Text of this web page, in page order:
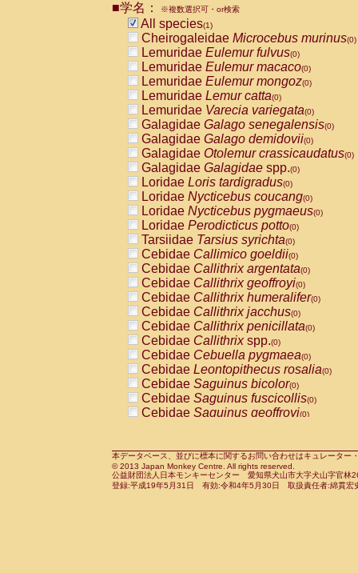
CebidaeCebus nigrivittatus
CebidaeCebus
CebidaeSaimiri boliviensis(0)
CebidaeSaimiri sciureus(0)
AtelidaeAlouatta caraya(0)
AtelidaeAlouatta fusca(0)
AtelidaeAlouatta seniculus
AtelidaeAlouattaspp.(0)
AtelidaeAteles belzebuth(0)
AtelidaeAteles geoffroyi(0)
AtelidaeAteles paniscus(0)
AtelidaeAtelesspp.(0)
Atelidae Lagothrix lagothricha
AtelidaeLagothrix lagothricha cana
PitheciidaeCacajao calvus
PitheciidaeCallicebus cupreus
PitheciidaeCallicebus donacophilus
PitheciidaeCallicebus moloch
PitheciidaeCallicebus torquatus
PitheciidaeCallicebusspp.(0)
PitheciidaeChiropotes satanas(0)
PitheciidaePithecia monachus
PitheciidaePithecia pithecia(0)
CercopithecidaeCercocebus agilis
CercopithecidaeCercocebus
CercopithecidaeCercocebus
CercopithecidaeCercocebus
CercopithecidaeCercocebus
CercopithecidaeCercocebushybrid
CercopithecidaePapio anubis(0)
CercopithecidaePapio cynocephalus
CercopithecidaePapio hamadryas(0)
■学名： ※複数選択可・or検索
All species(1)
Cheirogaleidae Microcebus murinus(0)
Lemuridae Eulemur fulvus(0)
Lemuridae Eulemur macaco(0)
Lemuridae Eulemur mongoz(0)
Lemuridae Lemur catta(0)
Lemuridae Varecia variegata(0)
Galagidae Galago senegalensis(0)
Galagidae Galago demidovii(0)
Galagidae Otolemur crassicaudatus(0)
Galagidae Galagidae spp.(0)
Loridae Loris tardigradus(0)
Loridae Nycticebus coucang(0)
Loridae Nycticebus pygmaeus(0)
Loridae Perodicticus potto(0)
Tarsiidae Tarsius syrichta(0)
Cebidae Callimico goeldii(0)
Cebidae Callithrix argentata(0)
Cebidae Callithrix geoffroyi(0)
Cebidae Callithrix humeralifer(0)
Cebidae Callithrix jacchus(0)
Cebidae Callithrix penicillata(0)
Cebidae Callithrixspp.(0)
Cebidae Cebuella pygmaea(0)
Cebidae Leontopithecus rosalia(0)
Cebidae Saguinus bicolor(0)
Cebidae Saguinus fuscicollis(0)
Cebidae Saguinus geoffroyi(0)
CebidaeSaguinus leucopus(0)
CebidaeSaguinus midas(0)
Cebidae Saguinus mystax(0)
本データベース、並びに標本に関するお問い合わせはキュレータ
© 2013 Japan Monkey Centre. All rights reserved.
公益財団法人日本モンキーセンター 愛知県犬山市大字犬山字官
登録:平成19年5月31日 有効:令和4年5月30日 取扱責任者:綿貫宏